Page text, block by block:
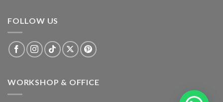
FOLLOW US
WORKSHOP & OFFICE